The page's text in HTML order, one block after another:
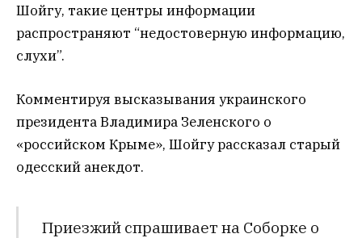
Шойгу, такие центры информации
распространяют “недостоверную информацию,
слухи”.
Комментируя высказывания украинского
президента Владимира Зеленского о
«российском Крыме», Шойгу рассказал старый
одесский анекдот.
Приезжий спрашивает на Соборке о